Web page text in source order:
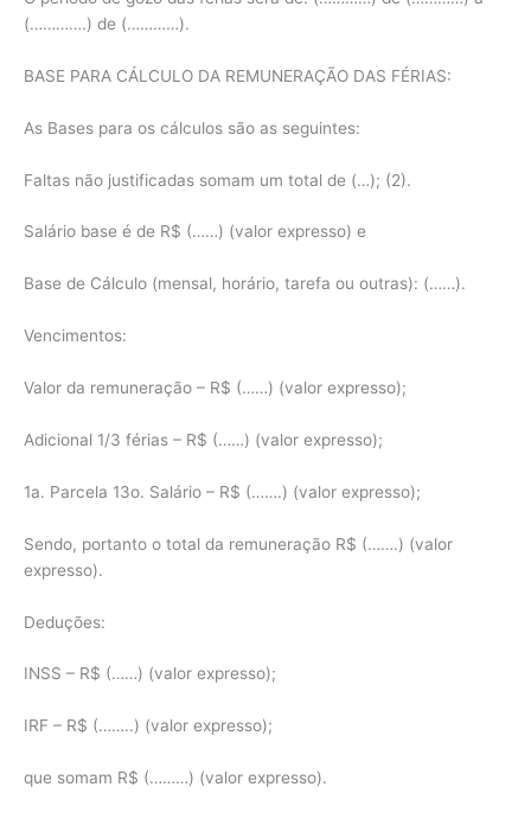
(………….) de (…………).
BASE PARA CÁLCULO DA REMUNERAÇÃO DAS FÉRIAS:
As Bases para os cálculos são as seguintes:
Faltas não justificadas somam um total de (…); (2).
Salário base é de R$ (……) (valor expresso) e
Base de Cálculo (mensal, horário, tarefa ou outras): (……).
Vencimentos:
Valor da remuneração – R$ (……) (valor expresso);
Adicional 1/3 férias – R$ (……) (valor expresso);
1a. Parcela 13o. Salário – R$ (…….) (valor expresso);
Sendo, portanto o total da remuneração R$ (…….) (valor
expresso).
Deduções:
INSS – R$ (……) (valor expresso);
IRF – R$ (……..) (valor expresso);
que somam R$ (………) (valor expresso).